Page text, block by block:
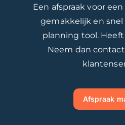
Een afspraak voor
gemakkelijk en snel
planning tool.
Neem dan
Afspraak